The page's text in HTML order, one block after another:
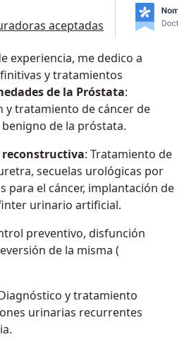
aceptadas
experiencia, me dedico a
y tratamientos
de la Próstata:
y tratamiento de cáncer de
de la próstata.
: Tratamiento de
secuelas urológicas por
para el cáncer, implantación de
urinario artificial.
preventivo, disfunción
de la misma (
y tratamiento
urinarias recurrentes